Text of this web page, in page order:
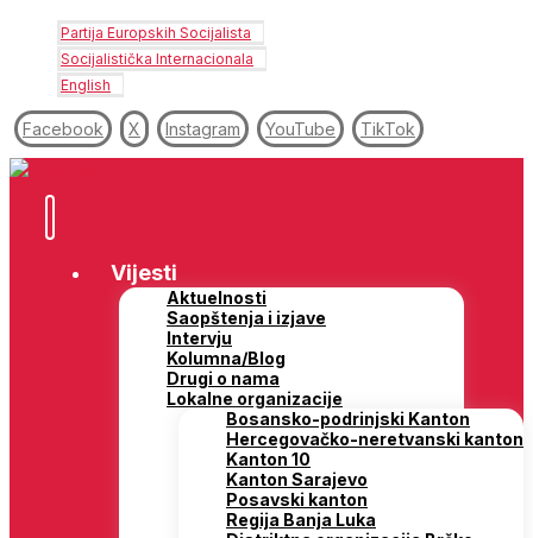
Partija Europskih Socijalista
Socijalistička Internacionala
English
Facebook X Instagram YouTube TikTok
Vijesti
Aktuelnosti
Saopštenja i izjave
Intervju
Kolumna/Blog
Drugi o nama
Lokalne organizacije
Bosansko-podrinjski Kanton
Hercegovačko-neretvanski kanton
Kanton 10
Kanton Sarajevo
Posavski kanton
Regija Banja Luka